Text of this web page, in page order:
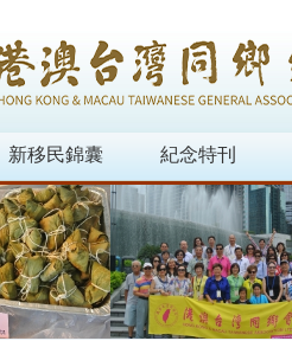
新移民錦囊 紀念特刊